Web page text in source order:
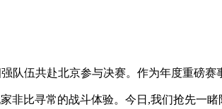
队伍共赴北京参与决赛。作为年度重磅
非比寻常的战斗体验。今日,我们抢先一